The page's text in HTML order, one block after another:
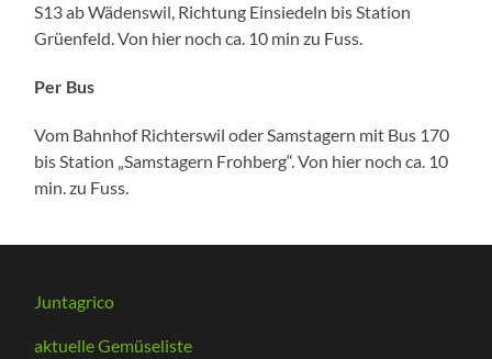
S13 ab Wädenswil, Richtung Einsiedeln bis Station
Grüenfeld. Von hier noch ca. 10 min zu Fuss.
Per Bus
Vom Bahnhof Richterswil oder Samstagern mit Bus 170
bis Station „Samstagern Frohberg“. Von hier noch ca. 10
min. zu Fuss.
Juntagrico
aktuelle Gemüseliste